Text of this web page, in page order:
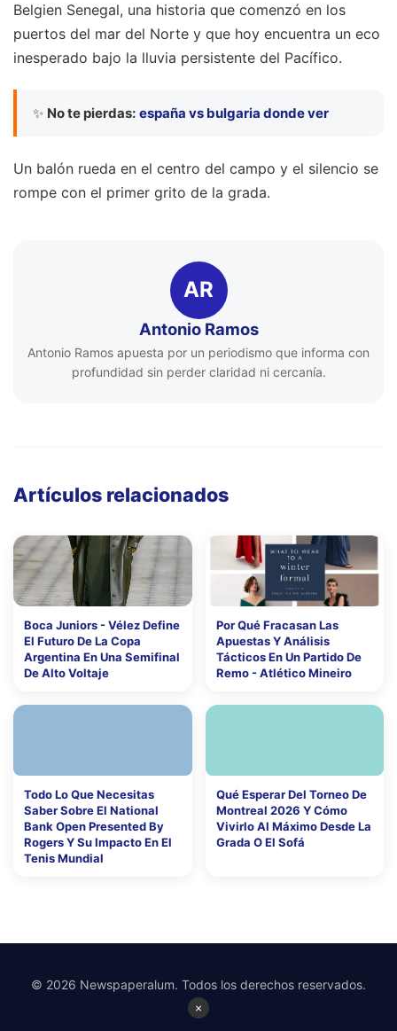
Belgien Senegal, una historia que comenzó en los
puertos del mar del Norte y que hoy encuentra un eco
inesperado bajo la lluvia persistente del Pacífico.
✨ No te pierdas: españa vs bulgaria donde ver
Un balón rueda en el centro del campo y el silencio se
rompe con el primer grito de la grada.
AR
Antonio Ramos
Antonio Ramos apuesta por un periodismo que informa con
profundidad sin perder claridad ni cercanía.
Artículos relacionados
Boca Juniors - Vélez Define
El Futuro De La Copa
Argentina En Una Semifinal
De Alto Voltaje
Por Qué Fracasan Las
Apuestas Y Análisis
Tácticos En Un Partido De
Remo - Atlético Mineiro
Todo Lo Que Necesitas
Saber Sobre El National
Bank Open Presented By
Rogers Y Su Impacto En El
Tenis Mundial
Qué Esperar Del Torneo De
Montreal 2026 Y Cómo
Vivirlo Al Máximo Desde La
Grada O El Sofá
×
© 2026 Newspaperalum. Todos los derechos reservados.